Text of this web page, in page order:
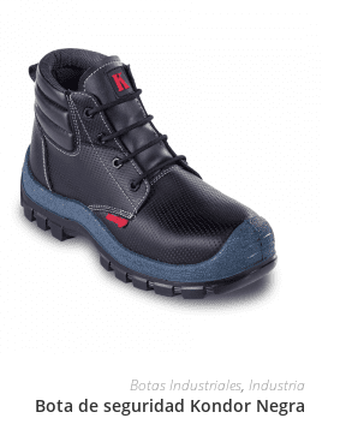
Botas Industriales,Industria
Bota de seguridad Kondor Negra